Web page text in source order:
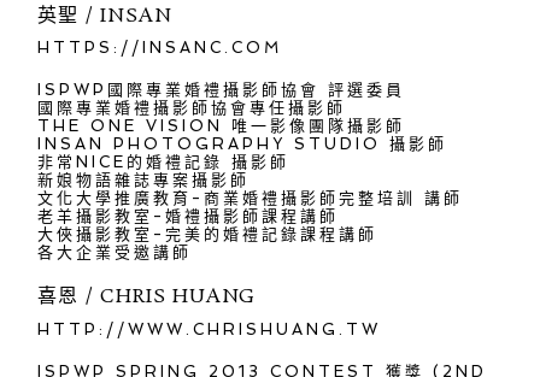
英聖 / INSAN
HTTPS://INSANC.COM
ISPWP國際專業婚禮攝影師協會 評選委員
國際專業婚禮攝影師協會專任攝影師
THE ONE VISION 唯一影像團隊攝影師
INSAN PHOTOGRAPHY STUDIO 攝影師
非常NICE的婚禮記錄 攝影師
新娘物語雜誌專案攝影師
文化大學推廣教育-商業婚禮攝影師完整培訓 講師
老羊攝影教室-婚禮攝影師課程講師
大俠攝影教室-完美的婚禮記錄課程講師
各大企業受邀講師
喜恩 / CHRIS HUANG
HTTP://WWW.CHRISHUANG.TW
ISPWP SPRING 2013 CONTEST 獲獎 (2ND